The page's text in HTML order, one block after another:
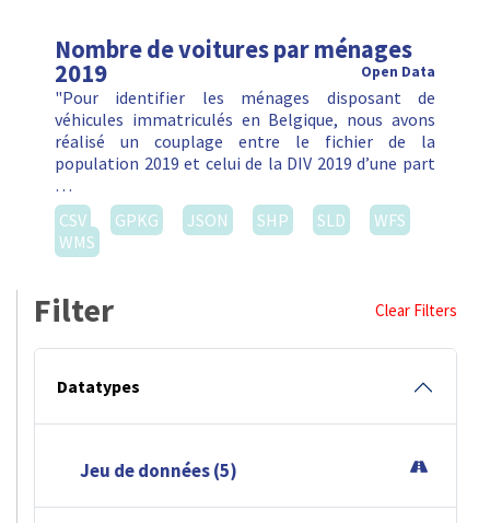
Nombre de voitures par ménages
2019 Open Data
"Pour identifier les ménages disposant de
véhicules immatriculés en Belgique, nous avons
réalisé un couplage entre le fichier de la
population 2019 et celui de la DIV 2019 d’une part
…
CSV
GPKG JSON SHP SLD
WFS
WMS
Filter Clear Filters
Datatypes
Jeu de données (5)